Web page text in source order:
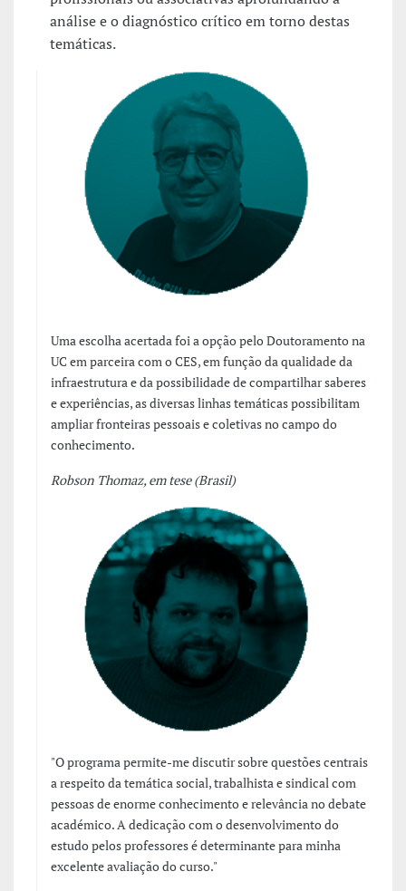
análise e o diagnóstico crítico em torno destas
temáticas.
Uma escolha acertada foi a opção pelo Doutoramento na
UC em parceira com o CES, em função da qualidade da
infraestrutura e da possibilidade de compartilhar saberes
e experiências, as diversas linhas temáticas possibilitam
ampliar fronteiras pessoais e coletivas no campo do
conhecimento.
Robson Thomaz, em tese (Brasil)
"O programa permite-me discutir sobre questões centrais
a respeito da temática social, trabalhista e sindical com
pessoas de enorme conhecimento e relevância no debate
académico. A dedicação com o desenvolvimento do
estudo pelos professores é determinante para minha
excelente avaliação do curso."